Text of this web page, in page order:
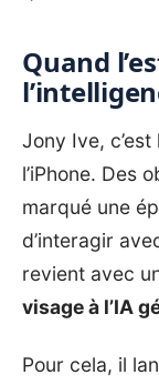
Quand
Jony Ive,
l’iPhone. Des
marqué une
d’interagir
revient avec
visage à l’IA
Pour cela, il